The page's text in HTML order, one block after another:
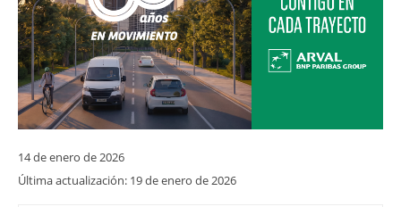
14 de enero de 2026
Última actualización: 19 de enero de 2026